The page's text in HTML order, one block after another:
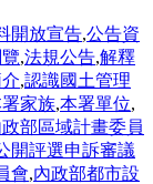
開放宣告,公告資
,法規公告,解釋
,認識國土管理
家族,本署單位,
部區域計畫委員
開評選申訴審議
會,內政部都市設